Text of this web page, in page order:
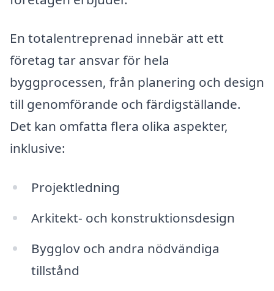
En totalentreprenad innebär att ett
företag tar ansvar för hela
byggprocessen, från planering och design
till genomförande och färdigställande.
Det kan omfatta flera olika aspekter,
inklusive:
Projektledning
Arkitekt- och konstruktionsdesign
Bygglov och andra nödvändiga
tillstånd